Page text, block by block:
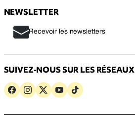
NEWSLETTER
Recevoir les newsletters
SUIVEZ-NOUS SUR LES RÉSEAUX